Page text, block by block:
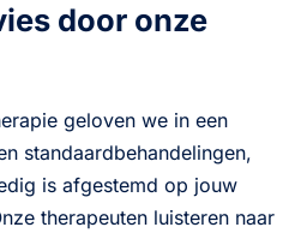
door onze
geloven we in een
standaardbehandelingen,
is afgestemd op jouw
therapeuten luisteren naar